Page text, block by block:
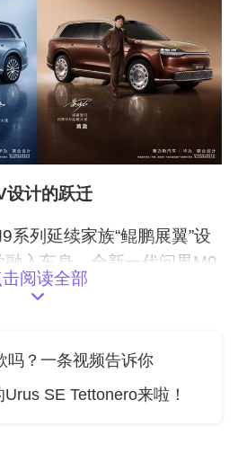
设计的跃迁
系列延续家族“鲲鹏展翼”设
入车身。全新一代问界M9
，轴距31
击阅读全部
吗？一条视频告诉你
SE Tettonero来啦！